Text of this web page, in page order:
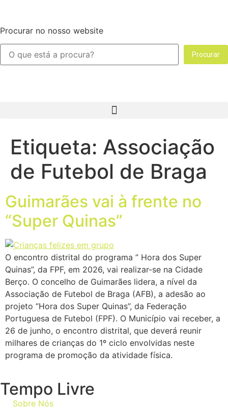
Procurar no nosso website
Procurar
Etiqueta: Associação
de Futebol de Braga
Guimarães vai à frente no
“Super Quinas”
O encontro distrital do programa ” Hora dos Super
Quinas”, da FPF, em 2026, vai realizar-se na Cidade
Berço. O concelho de Guimarães lidera, a nível da
Associação de Futebol de Braga (AFB), a adesão ao
projeto “Hora dos Super Quinas”, da Federação
Portuguesa de Futebol (FPF). O Município vai receber, a
26 de junho, o encontro distrital, que deverá reunir
milhares de crianças do 1º ciclo envolvidas neste
programa de promoção da atividade física.
Tempo Livre
Sobre Nós